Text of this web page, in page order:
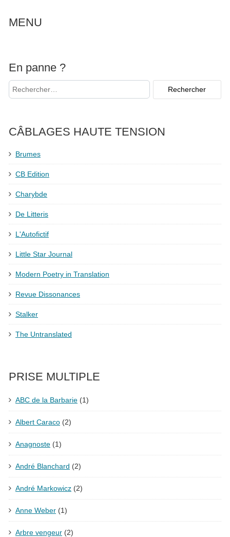
MENU
En panne ?
CÂBLAGES HAUTE TENSION
Brumes
CB Edition
Charybde
De Litteris
L'Autofictif
Little Star Journal
Modern Poetry in Translation
Revue Dissonances
Stalker
The Untranslated
PRISE MULTIPLE
ABC de la Barbarie (1)
Albert Caraco (2)
Anagnoste (1)
André Blanchard (2)
André Markowicz (2)
Anne Weber (1)
Arbre vengeur (2)